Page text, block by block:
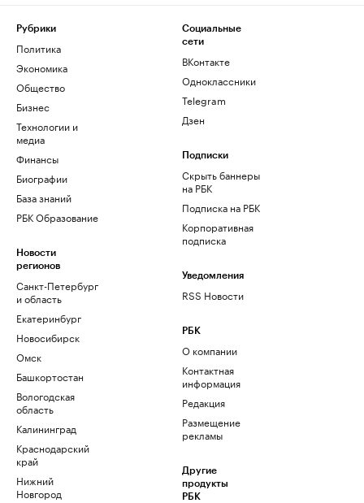
Рубрики
Политика
Экономика
Общество
Бизнес
Технологии и
медиа
Финансы
Биографии
База знаний
РБК Образование
Новости
регионов
Санкт-Петербург
и область
Екатеринбург
Новосибирск
Омск
Башкортостан
Вологодская
область
Калининград
Краснодарский
край
Нижний
Новгород
Социальные
сети
ВКонтакте
Одноклассники
Telegram
Дзен
Подписки
Скрыть баннеры
на РБК
Подписка на РБК
Корпоративная
подписка
Уведомления
RSS Новости
РБК
О компании
Контактная
информация
Редакция
Размещение
рекламы
Другие
продукты
РБК